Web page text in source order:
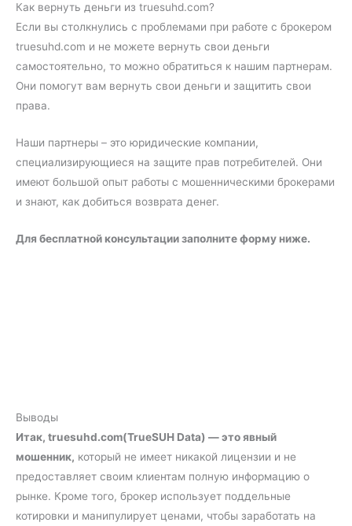
Как вернуть деньги из truesuhd.com?
Если вы столкнулись с проблемами при работе с брокером
truesuhd.com и не можете вернуть свои деньги
самостоятельно, то можно обратиться к нашим партнерам.
Они помогут вам вернуть свои деньги и защитить свои
права.
Наши партнеры – это юридические компании,
специализирующиеся на защите прав потребителей. Они
имеют большой опыт работы с мошенническими брокерами
и знают, как добиться возврата денег.
Для бесплатной консультации заполните форму ниже.
Выводы
Итак, truesuhd.com(TrueSUH Data) — это явный
мошенник, который не имеет никакой лицензии и не
предоставляет своим клиентам полную информацию о
рынке. Кроме того, брокер использует поддельные
котировки и манипулирует ценами, чтобы заработать на